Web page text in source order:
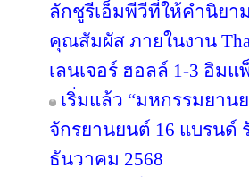
ลักชูรีเอ็มพีวีที่ให้คำนิยา
คุณสัมผัส ภายในงาน
เลนเจอร์ ฮอลล์ 1-3 อิม
เริ่มแล้ว “มหกรรมยา
จักรยานยนต์ 16 แบรนด์
ธันวาคม 2568